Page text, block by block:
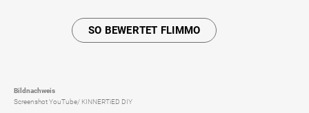
SO BEWERTET FLIMMO
Bildnachweis
Screenshot YouTube/ KINNERTiED DIY